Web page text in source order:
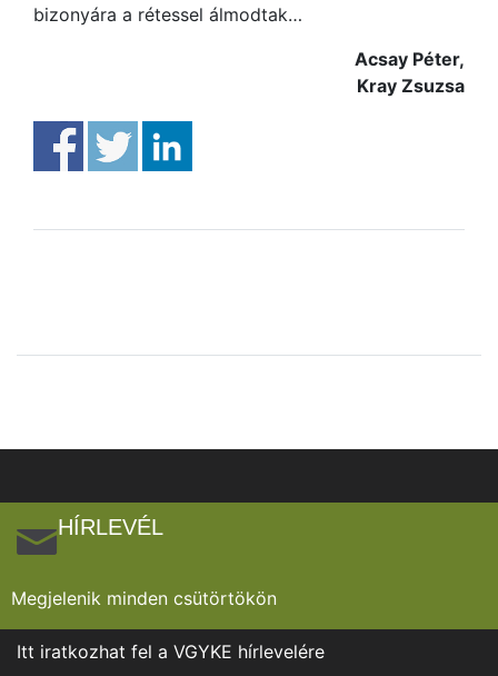
bizonyára a rétessel álmodtak…
Acsay Péter,
Kray Zsuzsa
HÍRLEVÉL
Megjelenik minden csütörtökön
Itt iratkozhat fel a VGYKE hírlevelére